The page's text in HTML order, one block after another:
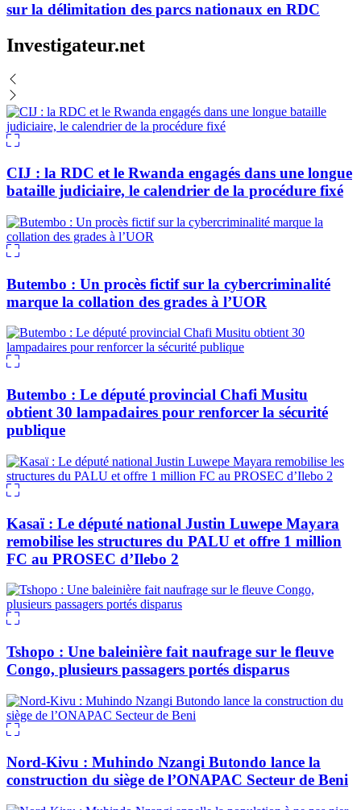
sur la délimitation des parcs nationaux en RDC
Investigateur.net
CIJ : la RDC et le Rwanda engagés dans une longue
bataille judiciaire, le calendrier de la procédure fixé
Butembo : Un procès fictif sur la cybercriminalité
marque la collation des grades à l’UOR
Butembo : Le député provincial Chafi Musitu
obtient 30 lampadaires pour renforcer la sécurité
publique
Kasaï : Le député national Justin Luwepe Mayara
remobilise les structures du PALU et offre 1 million
FC au PROSEC d’Ilebo 2
Tshopo : Une baleinière fait naufrage sur le fleuve
Congo, plusieurs passagers portés disparus
Nord-Kivu : Muhindo Nzangi Butondo lance la
construction du siège de l’ONAPAC Secteur de Beni